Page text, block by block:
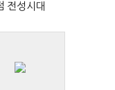
전성시대